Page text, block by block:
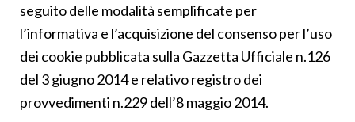
seguito delle modalità semplificate per
l’informativa e l’acquisizione del consenso per l’uso
dei cookie pubblicata sulla Gazzetta Ufficiale n.126
del 3 giugno 2014 e relativo registro dei
provvedimenti n.229 dell’8 maggio 2014.